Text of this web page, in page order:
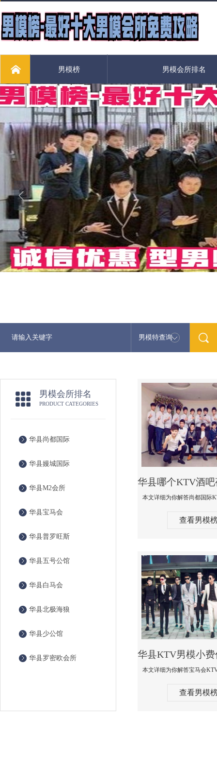
男模榜 男模会所排名
男模特查询
男模会所排名
PRODUCT CATEGORIES
华县尚都国际
华县嫚城国际
华县M2会所
华县宝马会
华县普罗旺斯
华县五号公馆
华县白马会
华县北极海狼
华县少公馆
华县罗密欧会所
查看男模
查看男模